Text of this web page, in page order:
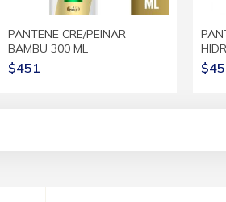
PANTENE CRE/PEINAR
BAMBU 300 ML
$451